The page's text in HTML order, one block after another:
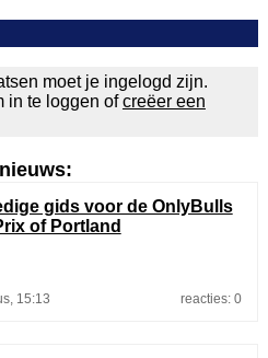
moet je ingelogd zijn.
in te loggen ofcreëer een
gids voor de OnlyBulls
of Portland
15:13 reacties: 0